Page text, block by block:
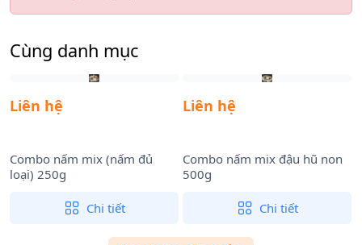
Cùng danh mục
Liên hệ
Combo nấm mix (nấm đủ
loại) 250g
Chi tiết
Liên hệ
Combo nấm mix đậu hũ non
500g
Chi tiết